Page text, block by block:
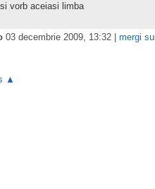
vorb aceiasi limba
03 decembrie 2009, 13:32 mergi
▲